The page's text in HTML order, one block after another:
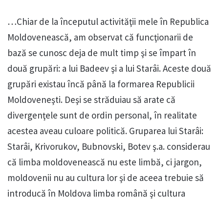
…Chiar de la începutul activităţii mele în Republica
Moldovenească, am observat că funcţionarii de
bază se cunosc deja de mult timp şi se împart în
două grupări: a lui Badeev şi a lui Starâi. Aceste două
grupări existau încă până la formarea Republicii
Moldoveneşti. Deşi se străduiau să arate că
divergenţele sunt de ordin personal, în realitate
acestea aveau culoare politică. Gruparea lui Starâi:
Starâi, Krivorukov, Bubnovski, Botev ş.a. considerau
că limba moldovenească nu este limbă, ci jargon,
moldovenii nu au cultura lor şi de aceea trebuie să
introducă în Moldova limba română şi cultura